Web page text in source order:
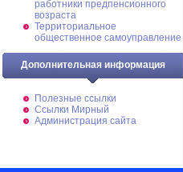
работники предпенсионного
возраста
Территориальное
общественное самоуправление
Дополнительная информация
Полезные ссылки
Ссылки Мирный
Администрация сайта